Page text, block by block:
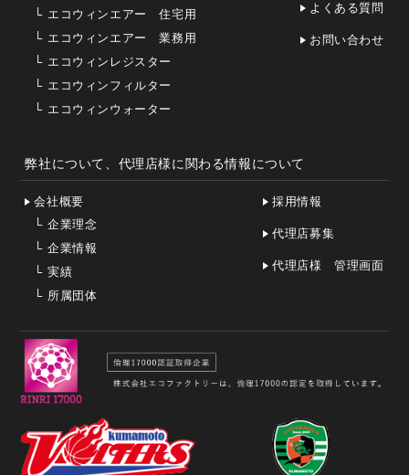
└ エコウィンエアー 住宅用
└ エコウィンエアー 業務用
└ エコウィンレジスター
└ エコウィンフィルター
└ エコウィンウォーター
よくある質問
お問い合わせ
弊社について、代理店様に関わる情報について
会社概要
└ 企業理念
└ 企業情報
└ 実績
└ 所属団体
採用情報
代理店募集
代理店様 管理画面